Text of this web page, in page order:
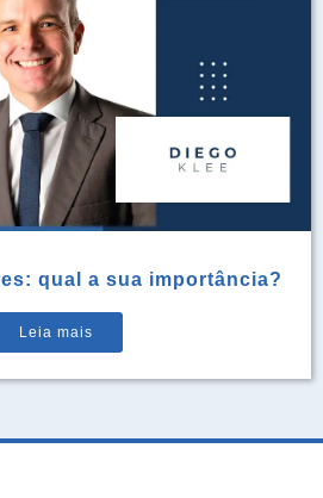
qual a sua importância?
Leia mais